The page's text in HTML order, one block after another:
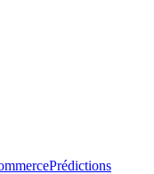
Prédictions